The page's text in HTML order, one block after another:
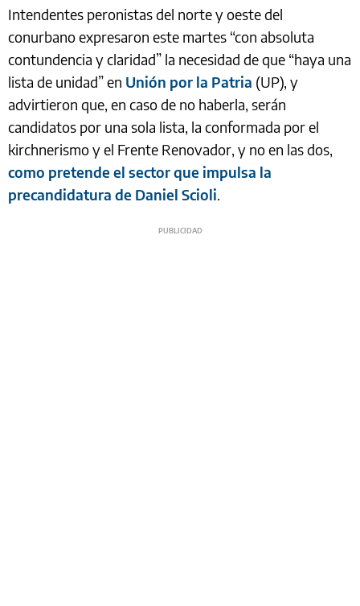
Intendentes peronistas del norte y oeste del
conurbano expresaron este martes “con absoluta
contundencia y claridad” la necesidad de que “haya una
lista de unidad” en Unión por la Patria (UP), y
advirtieron que, en caso de no haberla, serán
candidatos por una sola lista, la conformada por el
kirchnerismo y el Frente Renovador, y no en las dos,
como pretende el sector que impulsa la
precandidatura de Daniel Scioli.